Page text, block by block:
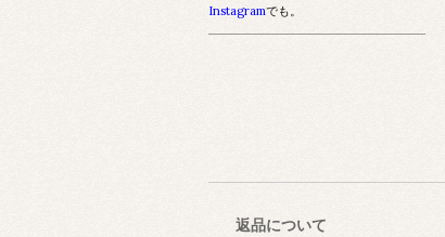
Instagramでも。
返品について